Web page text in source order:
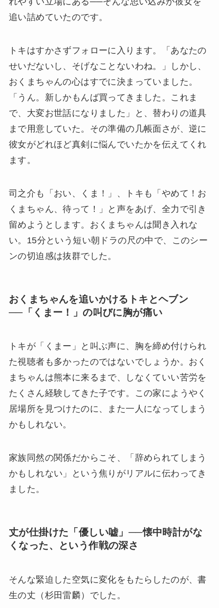
追い詰めていたのです。
トキはすかさずフォローに入ります。「あなたの
せいだないし、そげなことないわね。」しかし、
おくまちゃんの心はすでに決まっていました。
「うん。新しかもんば買ってきました。これま
で、大変お世話になりました」と、替わりの道具
まで用意していた。その準備の几帳面さが、逆に
彼女がどれほど真剣に悩んでいたかを伝えてくれ
ます。
司之介も「おい、くま！」、トキも「やめて！お
くまちゃん、待って！」と声をあげ、全力で引き
留めようとします。おくまちゃんは聞き入れな
い。15分という短い朝ドラの尺の中で、このシー
ンの切迫感は抜群でした。
おくまちゃんを追いかけるトキとヘブン
──「くまー！」の叫びに胸が痛い
トキが「くまー」と叫ぶ声に、胸を締め付けられ
た視聴者も多かったのではないでしょうか。おく
まちゃんは熊本に来るまで、しなくていい苦労を
たくさん経験してきた子です。この家にようやく
居場所を見つけたのに、また一人になってしまう
かもしれない。
家族同然の関係だからこそ、「辞められてしまう
かもしれない」という焦りがリアルに伝わってき
ました。
丈が仕掛けた「優しい嘘」──懐中時計がな
くなった、という作戦の深さ
そんな緊迫した空気に変化をもたらしたのが、書
生の丈（杉田雷麟）でした。